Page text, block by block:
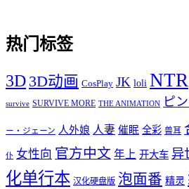
热门标签
3D 3D动画 CosPlay JK loli NTR
survive SURVIVE MORE THE ANIMATION ピ
ー・ジェーン 人外娘 人妻 催眠 全彩 兽耳
仆 女性向 官方中文 年上 开大车 异
化单行本 汉化硬盘版 泡面番 精灵